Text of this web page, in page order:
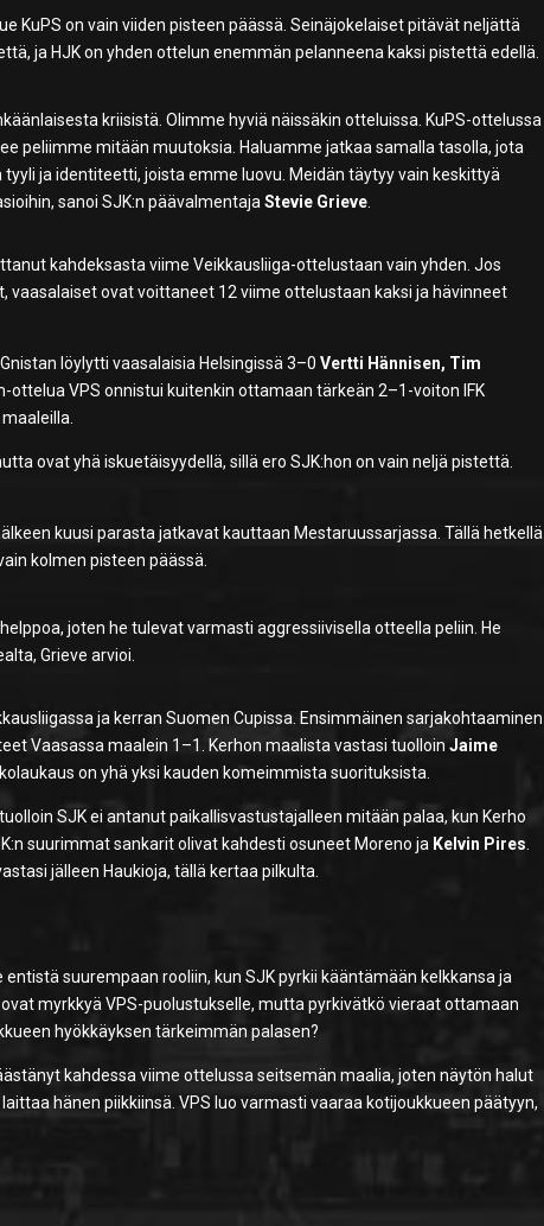
KuPS on vain viiden pisteen päässä. Seinäjokelaiset pitävät neljättä
ja HJK on yhden ottelun enemmän pelanneena kaksi pistettä edellä.
kriisistä. Olimme hyviä näissäkin otteluissa. KuPS-ottelussa
peliimme mitään muutoksia. Haluamme jatkaa samalla tasolla, jota
ja identiteetti, joista emme luovu. Meidän täytyy vain keskittyä
sanoi SJK:n päävalmentajaStevie Grieve.
kahdeksasta viime Veikkausliiga-ottelustaan vain yhden. Jos
vaasalaiset ovat voittaneet 12 viime ottelustaan kaksi ja hävinneet
löylytti vaasalaisia Helsingissä 3–0Vertti Hännisen, Tim
ottelua VPS onnistui kuitenkin ottamaan tärkeän 2–1-voiton IFK
maaleilla.
ovat yhä iskuetäisyydellä, sillä ero SJK:hon on vain neljä pistettä.
kuusi parasta jatkavat kauttaan Mestaruussarjassa. Tällä hetkellä
kolmen pisteen päässä.
joten he tulevat varmasti aggressiivisella otteella peliin. He
Grieve arvioi.
ja kerran Suomen Cupissa. Ensimmäinen sarjakohtaaminen
Vaasassa maalein 1–1. Kerhon maalista vastasi tuolloinJaime
on yhä yksi kauden komeimmista suorituksista.
SJK ei antanut paikallisvastustajalleen mitään palaa, kun Kerho
suurimmat sankarit olivat kahdesti osuneet Moreno ja Kelvin Pires.
jälleen Haukioja, tällä kertaa pilkulta.
suurempaan rooliin, kun SJK pyrkii kääntämään kelkkansa ja
myrkkyä VPS-puolustukselle, mutta pyrkivätkö vieraat ottamaan
hyökkäyksen tärkeimmän palasen?
kahdessa viime ottelussa seitsemän maalia, joten näytön halut
hänen piikkiinsä. VPS luo varmasti vaaraa kotijoukkueen päätyyn,